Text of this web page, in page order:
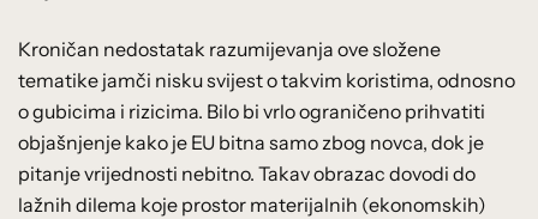
Kroničan nedostatak razumijevanja ove složene
tematike jamči nisku svijest o takvim koristima, odnosno
o gubicima i rizicima. Bilo bi vrlo ograničeno prihvatiti
objašnjenje kako je EU bitna samo zbog novca, dok je
pitanje vrijednosti nebitno. Takav obrazac dovodi do
lažnih dilema koje prostor materijalnih (ekonomskih)